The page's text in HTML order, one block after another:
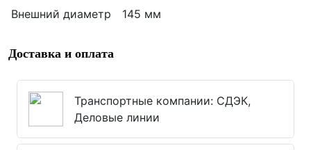
Внешний диаметр
145 мм
Доставка и оплата
Транспортные компании: СДЭК,
Деловые линии